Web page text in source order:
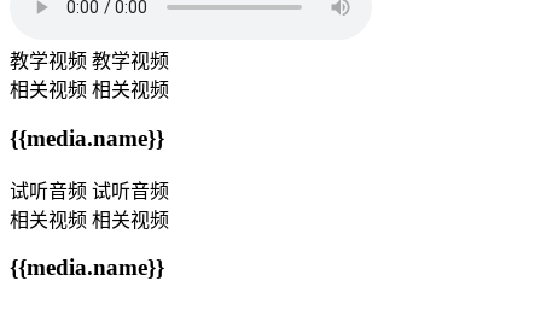
教学视频 教学视频
相关视频 相关视频
{{media.name}}
试听音频 试听音频
相关视频 相关视频
{{media.name}}